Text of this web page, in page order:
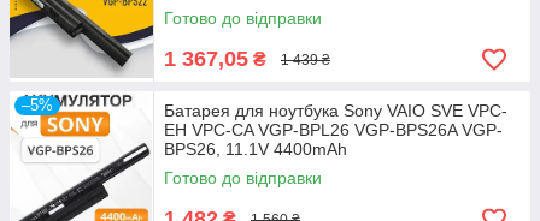
Готово до відправки
1 367,05 ₴ 1 439 ₴
–5%
Батарея для ноутбука Sony VAIO SVE VPC-
EH VPC-CA VGP-BPL26 VGP-BPS26A VGP-
BPS26, 11.1V 4400mAh
Готово до відправки